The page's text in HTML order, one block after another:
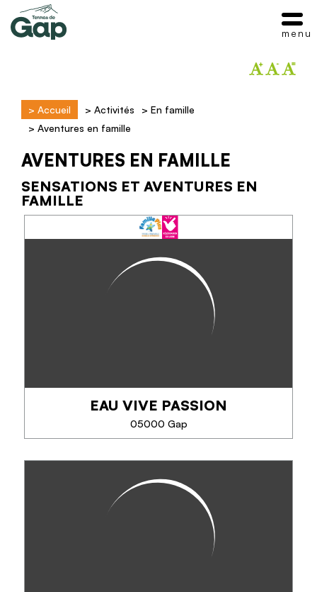
> Accueil > Activités > En famille
> Aventures en famille
AVENTURES EN FAMILLE
SENSATIONS ET AVENTURES EN
FAMILLE
EAU VIVE PASSION
05000 Gap
EAU VIVE PASSION
Depuis plus de 38 ans, EVP – Eau Vive Passion
propose des activités encadrées par des guides
passionnés et diplômés : rafting, hydrospeed,
canyoning, Via Ferrata, escalade et VTT. Vivez...
menu